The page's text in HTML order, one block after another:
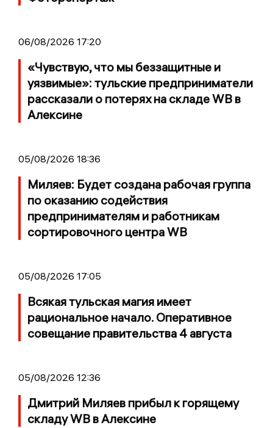
06/08/2026 17:20
«Чувствую, что мы беззащитные и
уязвимые»: тульские предприниматели
рассказали о потерях на складе WB в
Алексине
05/08/2026 18:36
Миляев: Будет создана рабочая группа
по оказанию содействия
предпринимателям и работникам
сортировочного центра WB
05/08/2026 17:05
Всякая тульская магия имеет
рациональное начало. Оперативное
совещание правительства 4 августа
05/08/2026 12:36
Дмитрий Миляев прибыл к горящему
складу WB в Алексине